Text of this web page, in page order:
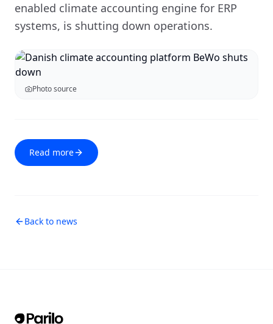
enabled climate accounting engine for ERP
systems, is shutting down operations.
Photo source
Read more
Back to news